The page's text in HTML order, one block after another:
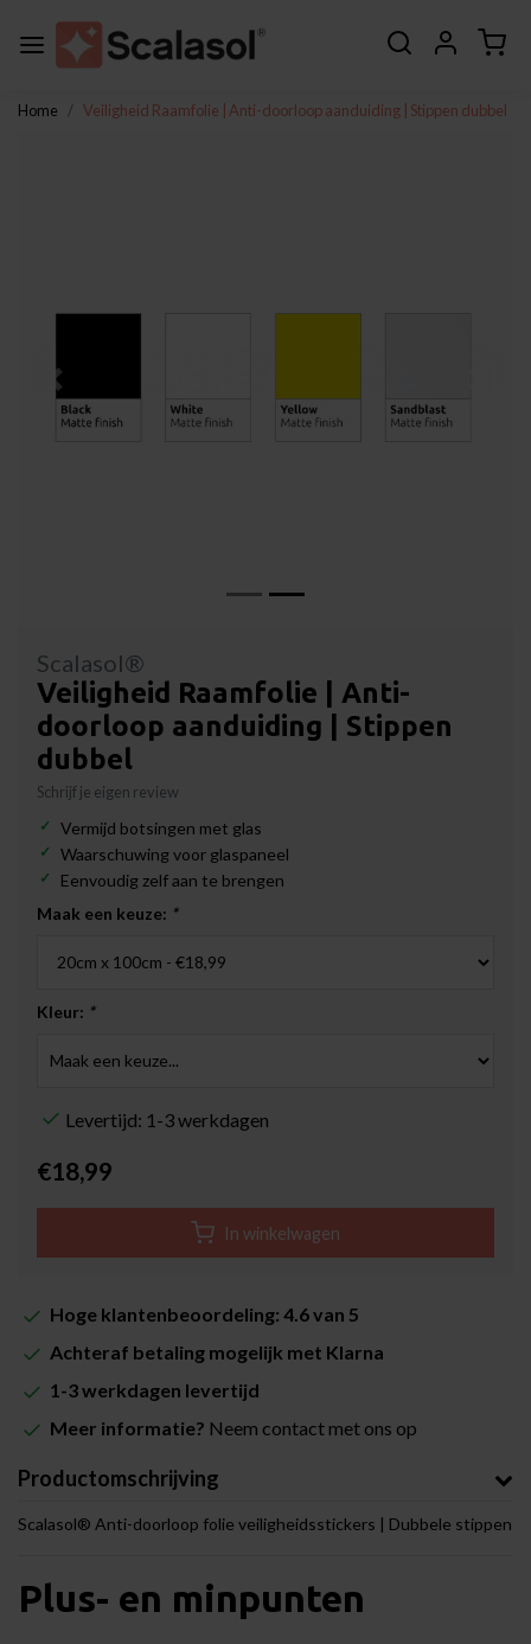
Home Veiligheid Raamfolie | Anti-doorloop aanduiding | Stippen dubbel
Vorige
Scalasol®
Veiligheid Raamfolie | Anti-
doorloop aanduiding | Stippen
dubbel
Schrijf je eigen review
Vermijd botsingen met glas
Waarschuwing voor glaspaneel
Eenvoudig zelf aan te brengen
Maak een keuze: *
Kleur: *
Levertijd: 1-3 werkdagen
€18,99
In winkelwagen
Hoge klantenbeoordeling: 4.6 van 5
Achteraf betaling mogelijk met Klarna
1-3 werkdagen levertijd
Meer informatie? Neem contact met ons op
Productomschrijving
Scalasol® Anti-doorloop folie veiligheidsstickers | Dubbele stippen
Plus- en minpunten